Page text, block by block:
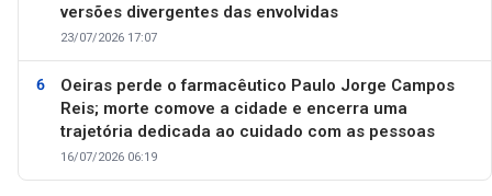
versões divergentes das envolvidas
23/07/2026 17:07
Oeiras perde o farmacêutico Paulo Jorge Campos
Reis; morte comove a cidade e encerra uma
trajetória dedicada ao cuidado com as pessoas
16/07/2026 06:19